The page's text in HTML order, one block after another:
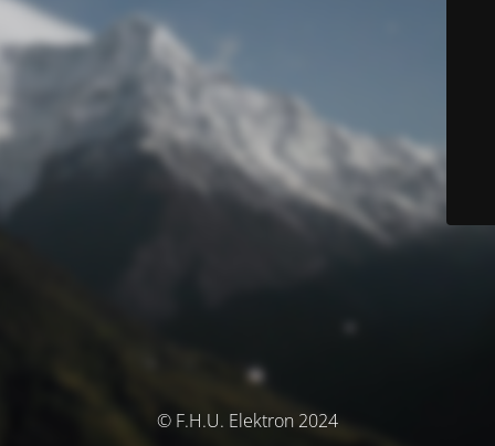
© F.H.U. Elektron 2024